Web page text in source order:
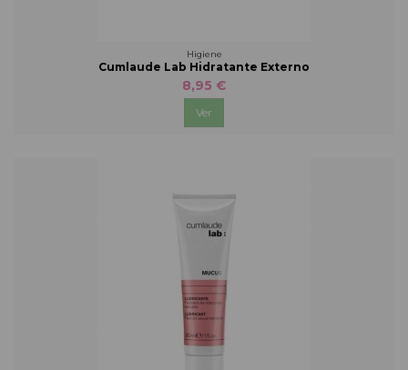
Higiene
Cumlaude Lab Hidratante Externo
8,95 €
Ver